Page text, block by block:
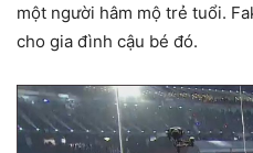
một người hâm mộ trẻ tuổi.
cho gia đình cậu bé đó.